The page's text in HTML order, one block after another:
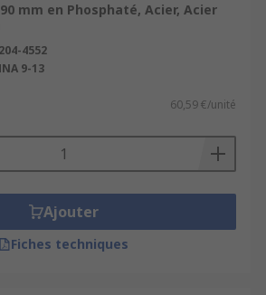
mm en Phosphaté, Acier, Acier
204-4552
9-13
60,59 €/unité
Ajouter
Fiches techniques